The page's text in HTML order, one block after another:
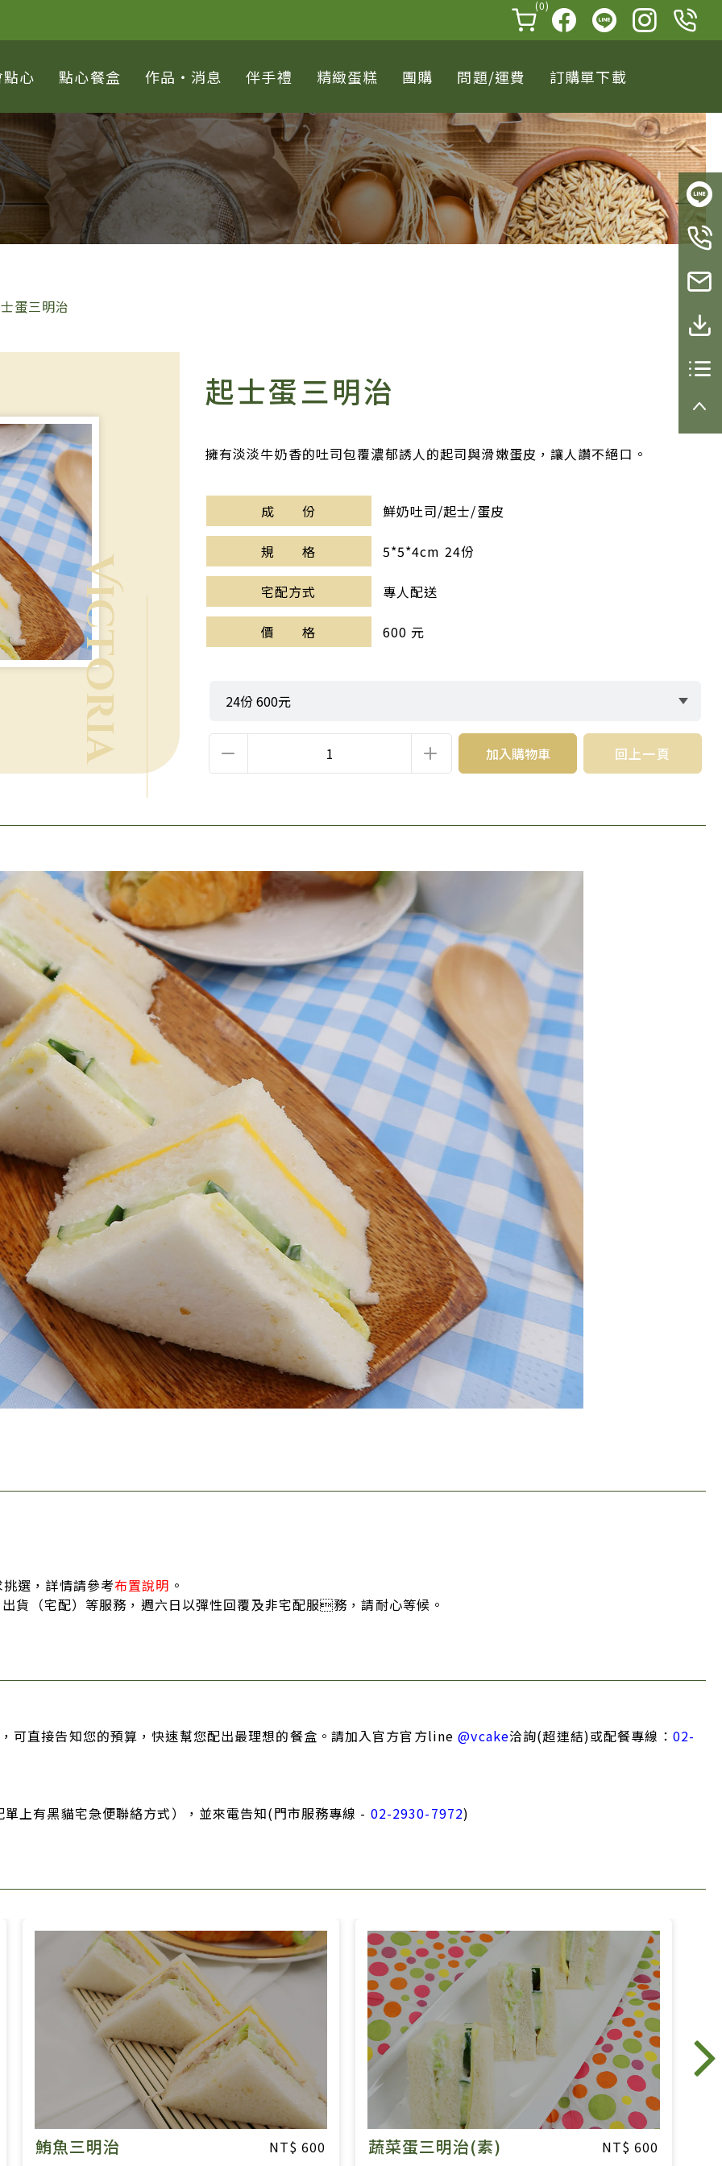
(0)
心 點心餐盒 作品‧消息 伴手禮 精緻蛋糕 團購 問題/運費 訂購單下載
LINE
TEL
聯絡我
們訂單下
訂購流
蛋三明治
起士蛋三明治
擁有淡淡牛奶香的吐司包覆濃郁誘人的起司與滑嫩蛋皮，讓人讚不絕口。
成 份 鮮奶吐司/起士/蛋皮
規 格 5*5*4cm 24份
宅配方式 專人配送
價 格 600 元
加入購物車 回上一頁
選，詳情請參考布置說明 。
貨（宅配）等服務，週六日以彈性回覆及非宅配服務，請耐心等候。
可直接告知您的預算，快速幫您配出最理想的餐盒。請加入官方官方line@vcake洽詢(超連結)或配餐專線： 02-
上有黑貓宅急便聯絡方式），並來電告知(門市服務專線 - 02-2930-7972)
蔬菜蛋三明治(素) 600 火腿三明治 600